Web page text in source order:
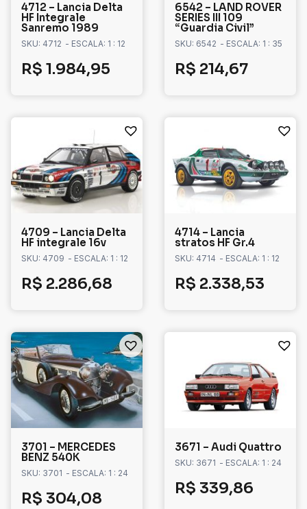
4712 – Lancia Delta
HF Integrale
Sanremo 1989
SKU: 4712 - ESCALA: 1 : 12
R$ 1.984,95
6542 – LAND ROVER
SERIES III 109
“Guardia Civil”
SKU: 6542 - ESCALA: 1 : 35
R$ 214,67
4709 – Lancia Delta
HF integrale 16v
SKU: 4709 - ESCALA: 1 : 12
R$ 2.286,68
4714 – Lancia
stratos HF Gr.4
SKU: 4714 - ESCALA: 1 : 12
R$ 2.338,53
3701 – MERCEDES
BENZ 540K
SKU: 3701 - ESCALA: 1 : 24
R$ 304,08
3671 – Audi Quattro
SKU: 3671 - ESCALA: 1 : 24
R$ 339,86